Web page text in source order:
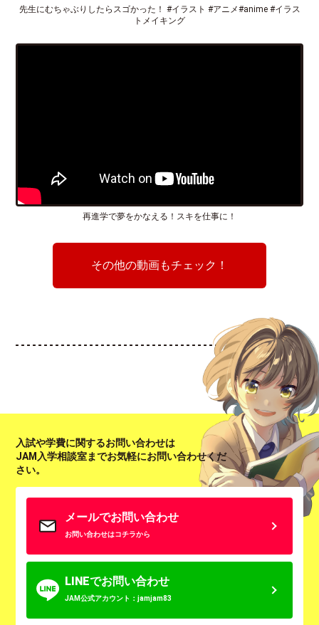
先生にむちゃぶりしたらスゴかった！ #イラスト #アニメ#anime #イラス
トメイキング
再進学で夢をかなえる！スキを仕事に！
その他の動画もチェック！
入試や学費に関するお問い合わせは
JAM入学相談室までお気軽にお問い合わせくだ
さい。
メールでお問い合わせ
お問い合わせはコチラから
LINEでお問い合わせ
JAM公式アカウント：jamjam83